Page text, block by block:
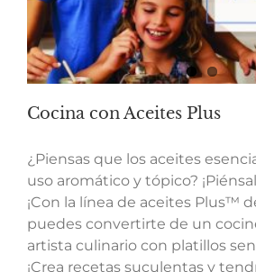
Cocina con Aceites Plus
¿Piensas que los aceites
uso aromático y tópico?
¡Con la línea de aceites Plus™
puedes convertirte de un
artista culinario con platillos
¡Crea recetas suculentas y